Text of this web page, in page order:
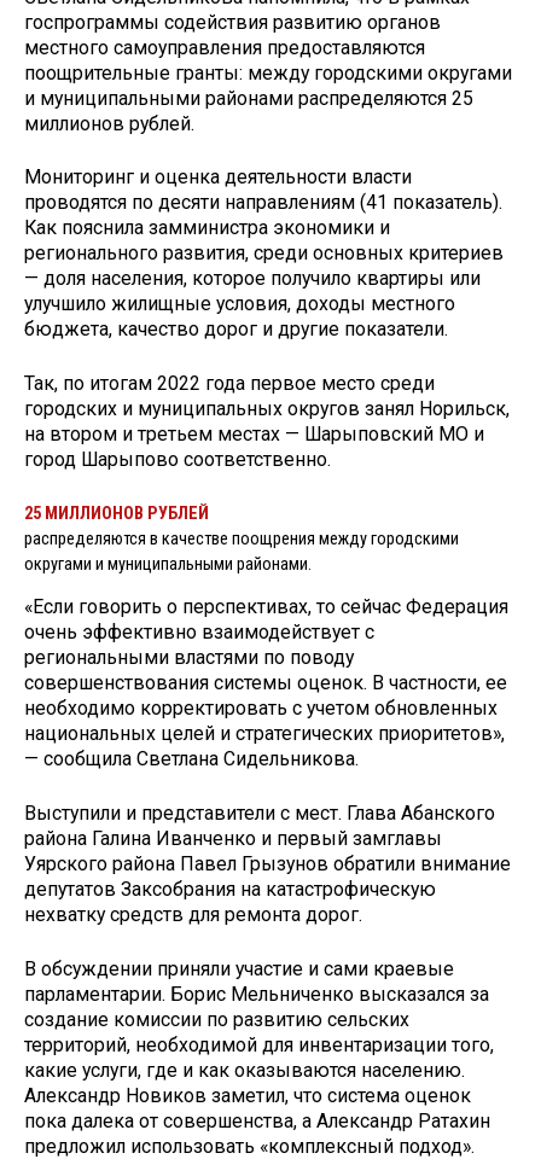
госпрограммы содействия развитию органов
местного самоуправления предоставляются
поощрительные гранты: между городскими округами
и муниципальными районами распределяются 25
миллионов рублей.
Мониторинг и оценка деятельности власти
проводятся по десяти направлениям (41 показатель).
Как пояснила замминистра экономики и
регионального развития, среди основных критериев
— доля населения, которое получило квартиры или
улучшило жилищные условия, доходы местного
бюджета, качество дорог и другие показатели.
Так, по итогам 2022 года первое место среди
городских и муниципальных округов занял Норильск,
на втором и третьем местах — Шарыповский МО и
город Шарыпово соответственно.
25 МИЛЛИОНОВ РУБЛЕЙ
распределяются в качестве поощрения между городскими
округами и муниципальными районами.
«Если говорить о перспективах, то сейчас Федерация
очень эффективно взаимодействует с
региональными властями по поводу
совершенствования системы оценок. В частности, ее
необходимо корректировать с учетом обновленных
национальных целей и стратегических приоритетов»,
— сообщила Светлана Сидельникова.
Выступили и представители с мест. Глава Абанского
района Галина Иванченко и первый замглавы
Уярского района Павел Грызунов обратили внимание
депутатов Заксобрания на катастрофическую
нехватку средств для ремонта дорог.
В обсуждении приняли участие и сами краевые
парламентарии. Борис Мельниченко высказался за
создание комиссии по развитию сельских
территорий, необходимой для инвентаризации того,
какие услуги, где и как оказываются населению.
Александр Новиков заметил, что система оценок
пока далека от совершенства, а Александр Ратахин
предложил использовать «комплексный подход».